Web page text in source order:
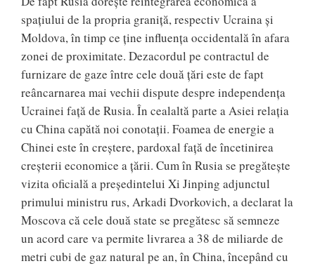
spațiului de la propria graniță, respectiv Ucraina și
Moldova, în timp ce ține influența occidentală în afara
zonei de proximitate. Dezacordul pe contractul de
furnizare de gaze între cele două țări este de fapt
reâncarnarea mai vechii dispute despre independența
Ucrainei față de Rusia. În cealaltă parte a Asiei relația
cu China capătă noi conotații. Foamea de energie a
Chinei este în creștere, pardoxal față de încetinirea
creșterii economice a țării. Cum în Rusia se pregătește
vizita oficială a președintelui Xi Jinping adjunctul
primului ministru rus, Arkadi Dvorkovich, a declarat la
Moscova că cele două state se pregătesc să semneze
un acord care va permite livrarea a 38 de miliarde de
metri cubi de gaz natural pe an, în China, începând cu